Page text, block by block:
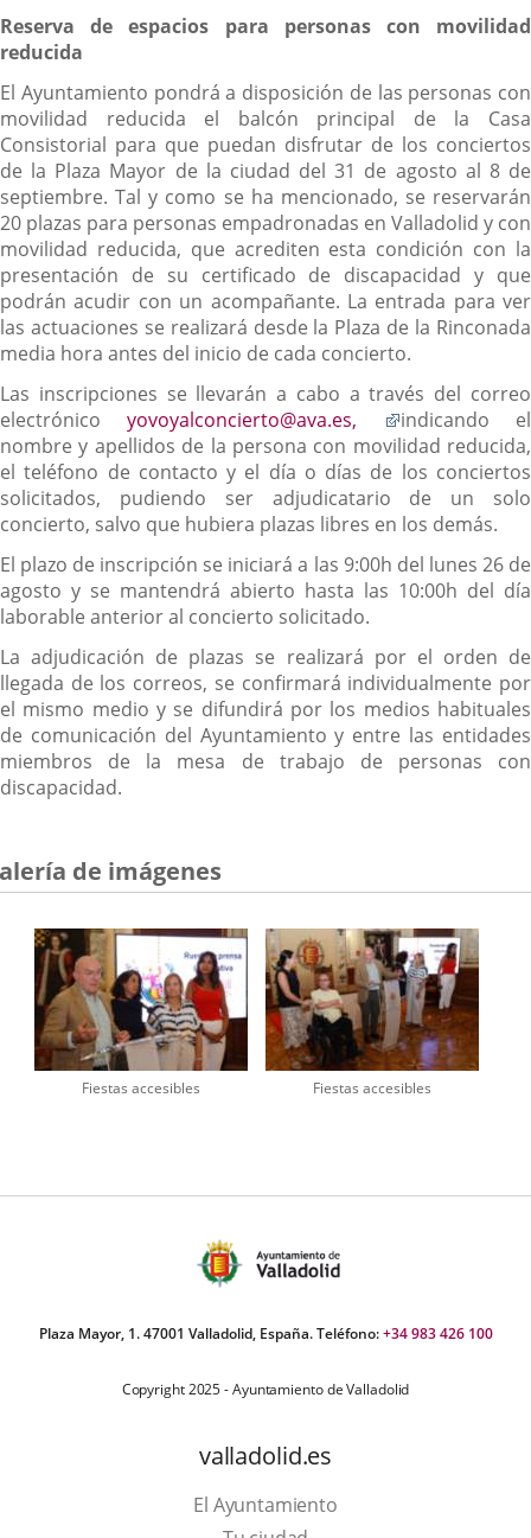
Reserva de espacios para personas con movilidad
reducida
El Ayuntamiento pondrá a disposición de las personas con
movilidad reducida el balcón principal de la Casa
Consistorial para que puedan disfrutar de los conciertos
de la Plaza Mayor de la ciudad del 31 de agosto al 8 de
septiembre. Tal y como se ha mencionado, se reservarán
20 plazas para personas empadronadas en Valladolid y con
movilidad reducida, que acrediten esta condición con la
presentación de su certificado de discapacidad y que
podrán acudir con un acompañante. La entrada para ver
las actuaciones se realizará desde la Plaza de la Rinconada
media hora antes del inicio de cada concierto.
Las inscripciones se llevarán a cabo a través del correo
electrónico yovoyalconcierto@ava.es,
Enlace
a
una
aplicación
externa.
indicando el
nombre y apellidos de la persona con movilidad reducida,
el teléfono de contacto y el día o días de los conciertos
solicitados, pudiendo ser adjudicatario de un solo
concierto, salvo que hubiera plazas libres en los demás.
El plazo de inscripción se iniciará a las 9:00h del lunes 26 de
agosto y se mantendrá abierto hasta las 10:00h del día
laborable anterior al concierto solicitado.
La adjudicación de plazas se realizará por el orden de
llegada de los correos, se confirmará individualmente por
el mismo medio y se difundirá por los medios habituales
de comunicación del Ayuntamiento y entre las entidades
miembros de la mesa de trabajo de personas con
discapacidad.
de imágenes
Fiestas accesibles Fiestas accesibles
Plaza Mayor, 1. 47001 Valladolid, España. Teléfono:+34 983 426 100
Copyright 2025 - Ayuntamiento de Valladolid
valladolid.es
El Ayuntamiento